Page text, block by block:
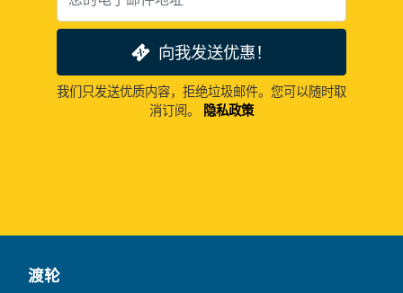
向我发送优惠！
我们只发送优质内容，拒绝垃圾邮件。您可以随时取
消订阅。
隐私政策
渡轮